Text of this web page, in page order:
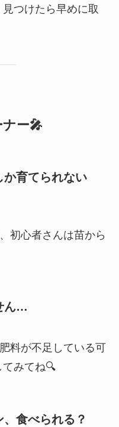
つけたら早めに取
ナー🎤
育てられない
初心者さんは苗から
ん…
料が不足している可
みてね🔍
食べられる？